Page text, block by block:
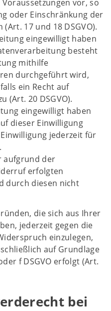
vor, so
oder Einschränkung der
17 und 18 DSGVO).
eingewilligt haben
besteht
mithilfe
durchgeführt wird,
ein Recht auf
(Art. 20 DSGVO).
eingewilligt haben
dieser Einwilligung
jederzeit für
aufgrund der
erfolgten
durch diesen nicht
die sich aus Ihrer
jederzeit gegen die
einzulegen,
auf Grundlage
f DSGVO erfolgt (Art.
bei